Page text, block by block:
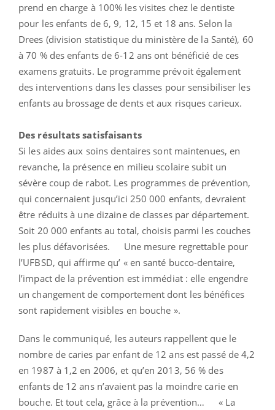
prend en charge à 100% les visites chez le dentiste
pour les enfants de 6, 9, 12, 15 et 18 ans. Selon la
Drees (division statistique du ministère de la Santé), 60
à 70 % des enfants de 6-12 ans ont bénéficié de ces
examens gratuits. Le programme prévoit également
des interventions dans les classes pour sensibiliser les
enfants au brossage de dents et aux risques carieux.
Des résultats satisfaisants
Si les aides aux soins dentaires sont maintenues, en
revanche, la présence en milieu scolaire subit un
sévère coup de rabot. Les programmes de prévention,
qui concernaient jusqu’ici 250 000 enfants, devraient
être réduits à une dizaine de classes par département.
Soit 20 000 enfants au total, choisis parmi les couches
les plus défavorisées. Une mesure regrettable pour
l’UFBSD, qui affirme qu’ « en santé bucco-dentaire,
l’impact de la prévention est immédiat : elle engendre
un changement de comportement dont les bénéfices
sont rapidement visibles en bouche ».
Dans le communiqué, les auteurs rappellent que le
nombre de caries par enfant de 12 ans est passé de 4,2
en 1987 à 1,2 en 2006, et qu’en 2013, 56 % des
enfants de 12 ans n’avaient pas la moindre carie en
bouche. Et tout cela, grâce à la prévention… « La